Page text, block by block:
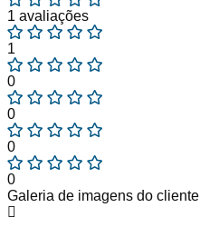
1 avaliações
1
0
0
0
0
Galeria de imagens do cliente